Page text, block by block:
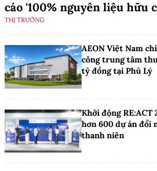
cáo '100% nguyên liệu hữu
THỊ TRƯỜNG
AEON Việt Nam
công trung tâm
tỷ đồng tại Phủ Lý
Khởi động
hơn 600 dự án đổi
thanh niên